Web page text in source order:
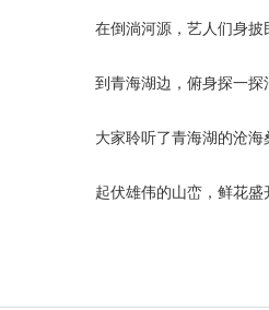
在倒淌河源，艺人们身披
到青海湖边，俯身探一
大家聆听了青海湖的沧
起伏雄伟的山峦，鲜花